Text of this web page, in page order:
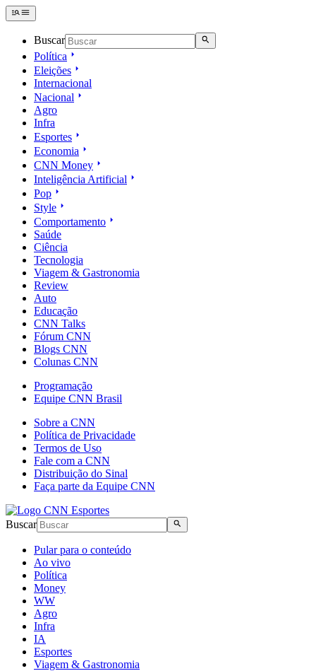
Buscar
Política
Eleições
Internacional
Nacional
Agro
Infra
Esportes
Economia
CNN Money
Inteligência Artificial
Pop
Style
Comportamento
Saúde
Ciência
Tecnologia
Viagem & Gastronomia
Review
Auto
Educação
CNN Talks
Fórum CNN
Blogs CNN
Colunas CNN
Programação
Equipe CNN Brasil
Sobre a CNN
Política de Privacidade
Termos de Uso
Fale com a CNN
Distribuição do Sinal
Faça parte da Equipe CNN
Buscar
Pular para o conteúdo
Ao vivo
Política
Money
WW
Agro
Infra
IA
Esportes
Viagem & Gastronomia